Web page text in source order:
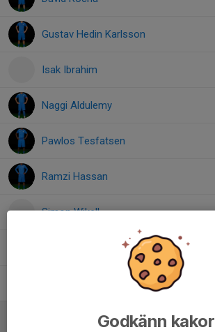
Gustav Hedin Karlsson
Isak Ibrahim
Naggi Aldulemy
Pawlos Tesfatsen
Ramzi Hassan
Simon Wikell
Theodor Forsberg
Godkänn kakor